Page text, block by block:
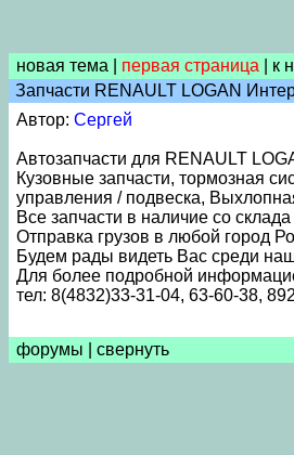
новая тема первая страница к
Запчасти RENAULT LOGAN
Автор: Сергей
Автозапчасти для RENAULT
Кузовные запчасти, тормозная
управления / подвеска,
Все запчасти в наличие со
Отправка грузов в любой город
Будем рады видеть Вас среди
Для более подробной
тел: 8(4832)33-31-04, 63-60-38,
форумы свернуть